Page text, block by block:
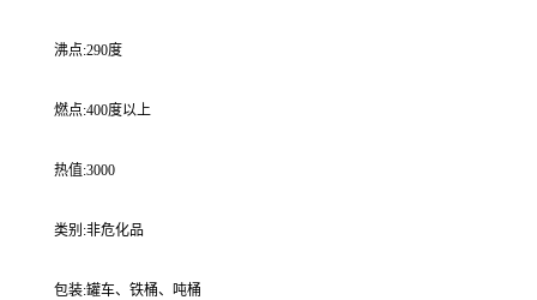
沸点:290度
燃点:400度以上
热值:3000
类别:非危化品
包装:罐车、铁桶、吨桶